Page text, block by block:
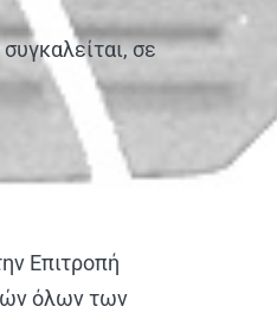
σε
Επιτροπή
όλων των